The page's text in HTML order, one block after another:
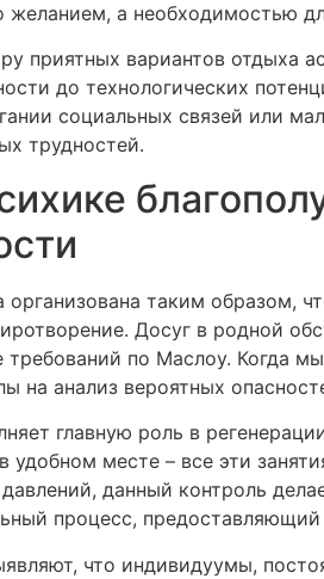
желанием, а необходимостью
приятных вариантов отдыха
до технологических
социальных связей или
трудностей.
организована таким образом,
Досуг в родной
по Маслоу. Когда
на анализ вероятных
главную роль в
удобном месте – все эти
данный контроль
процесс,
что индивидуумы,